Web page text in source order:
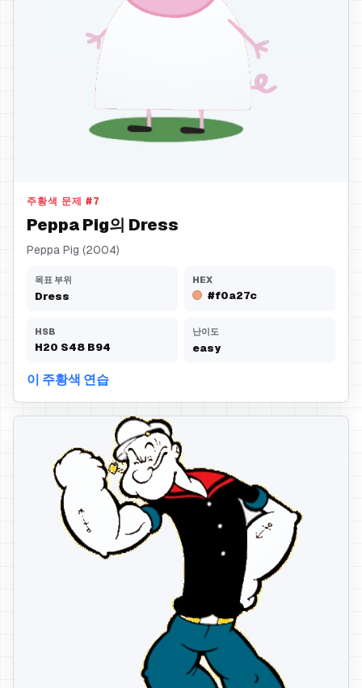
주황색 문제 #7
Peppa Pig의 Dress
Peppa Pig (2004)
목표 부위
Dress
HEX
#f0a27c
HSB
H20 S48 B94
난이도
easy
이 주황색 연습